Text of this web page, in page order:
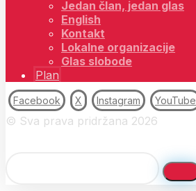
Jedan član, jedan glas
English
Kontakt
Lokalne organizacije
Glas slobode
Plan
Facebook X Instagram YouTube
© Sva prava pridržana 2026